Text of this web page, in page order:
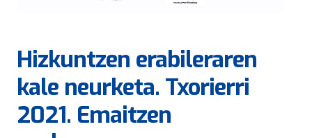
Hizkuntzen erabileraren
kale neurketa. Txorierri
2021. Emaitzen